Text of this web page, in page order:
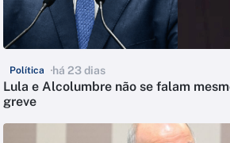
Política há 23 dias
Lula e Alcolumbre não se falam
greve